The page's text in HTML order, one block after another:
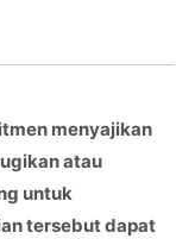
menyajikan
atau
untuk
tersebut dapat